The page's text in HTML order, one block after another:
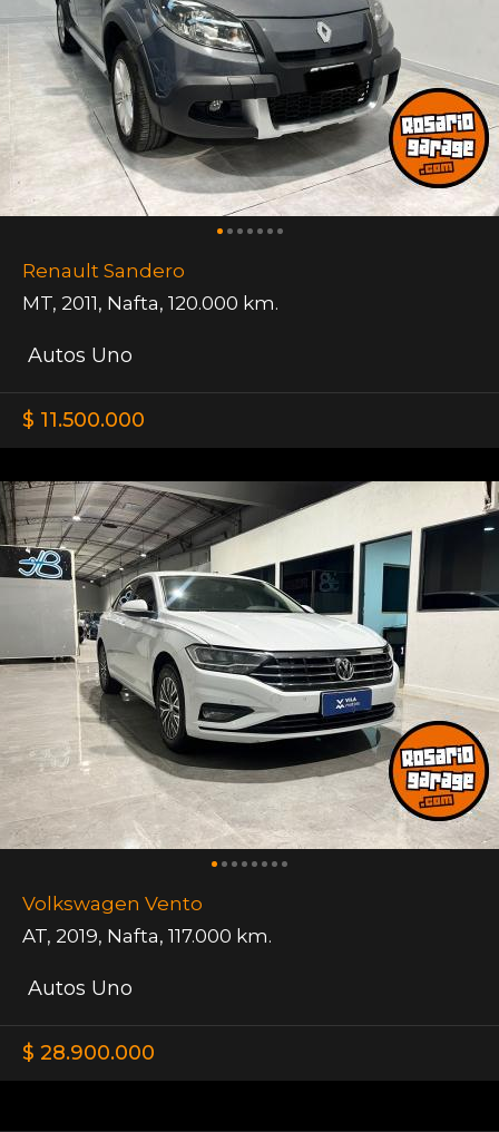
Renault Sandero
MT, 2011, Nafta, 120.000 km.
Autos Uno
$ 11.500.000
Volkswagen Vento
AT, 2019, Nafta, 117.000 km.
Autos Uno
$ 28.900.000